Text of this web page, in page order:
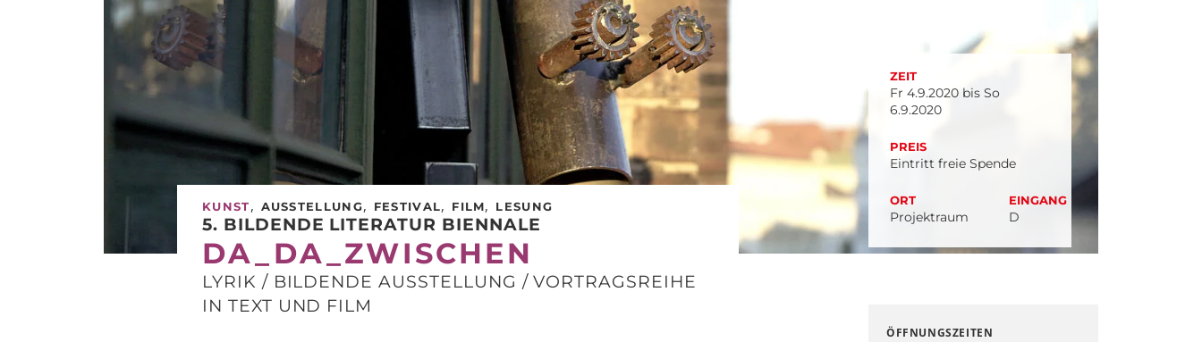
ZEIT
Fr 4.9.2020 bis So
6.9.2020
PREIS
Eintritt freie Spende
ORT
Projektraum
EINGANG
D
KUNST, AUSSTELLUNG, FESTIVAL, FILM, LESUNG
5. BILDENDE LITERATUR BIENNALE
DA_DA_ZWISCHEN
LYRIK / BILDENDE AUSSTELLUNG / VORTRAGSREIHE
IN TEXT UND FILM
ÖFFNUNGSZEITEN